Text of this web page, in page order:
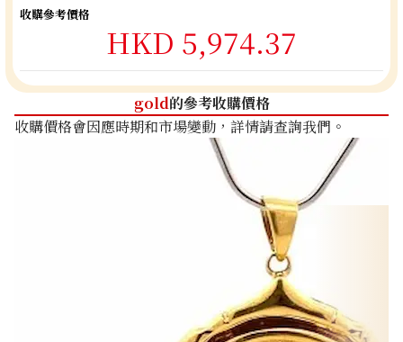
收購參考價格
HKD 5,974.37
gold的參考收購價格
收購價格會因應時期和市場變動，詳情請查詢我們。